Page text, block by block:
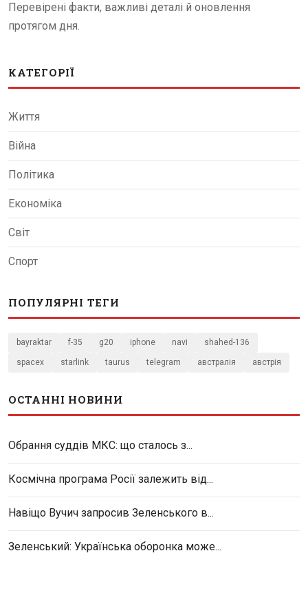
Перевірені факти, важливі деталі й оновлення
протягом дня.
КАТЕГОРІЇ
Життя
Війна
Політика
Економіка
Світ
Спорт
ПОПУЛЯРНІ ТЕГИ
bayraktar f-35 g20 iphone navi shahed-136
spacex starlink taurus telegram австралія австрія
ОСТАННІ НОВИНИ
Обрання суддів МКС: що сталось з...
Космічна програма Росії залежить від...
Навіщо Вучич запросив Зеленського в...
Зеленський: Українська оборонка може...